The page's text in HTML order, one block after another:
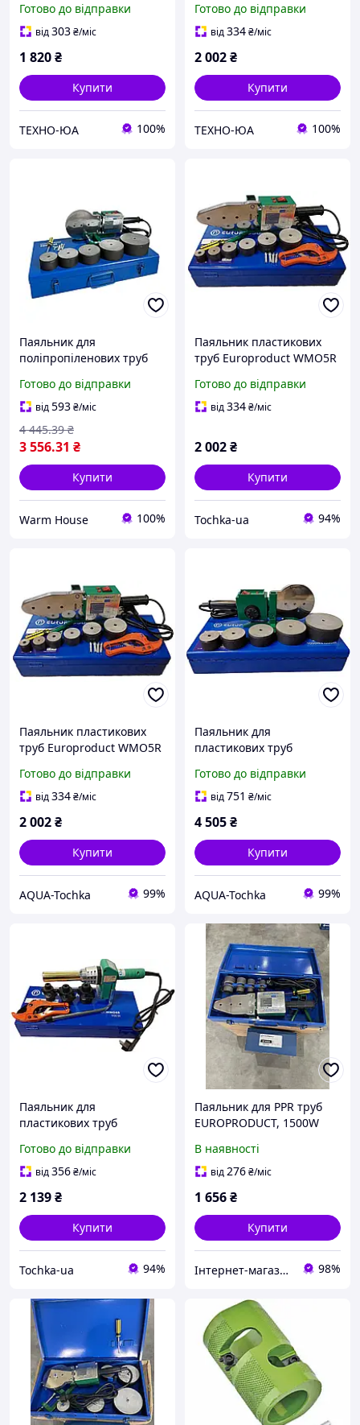
Готово до відправки
від303₴/міс
1 820₴
Купити
ТЕХНО-ЮА 100%
63
Готово до відправки
від334₴/міс
2 002₴
Купити
ТЕХНО-ЮА 100%
Паяльник для
поліпропіленових труб
EUROPRODUCT WM06,
2000W
Готово до відправки
від593₴/міс
3 556.31 ₴
4 445.39 ₴
Купити
Warm House 100%
Паяльник пластикових
труб Europroduct WMO5R
подарунок!
Готово до відправки
від334₴/міс
2 002₴
Купити
Tochka-ua 94%
Паяльник пластикових
труб Europroduct WMO5R
Готово до відправки
від334₴/міс
2 002₴
Купити
AQUA-Tochka 99%
Паяльник для
пластикових труб
2000Вт.
Готово до відправки
від751 ₴/міс
4 505₴
Купити
AQUA-Tochka 99%
Паяльник для
пластикових труб
цифровий. Польща
Готово до відправки
від356₴/міс
2 139₴
Купити
Tochka-ua 94%
Паяльник для PPR труб
EUROPRODUCT, 1500W
В наявності
від276₴/міс
1 656₴
Купити
Інтернет-магазин "Kalde-freeline" 98%